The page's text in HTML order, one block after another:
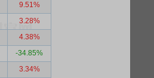
9.51%
3.28%
4.38%
-34.85%
3.34%